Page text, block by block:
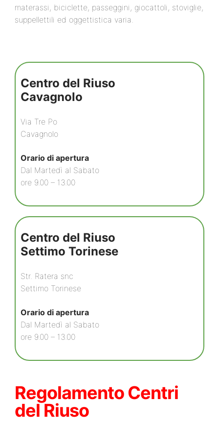
materassi, biciclette, passeggini, giocattoli, stoviglie,
suppellettili ed oggettistica varia.
Centro del Riuso
Cavagnolo
Via Tre Po
Cavagnolo
Orario di apertura
Dal Martedì al Sabato
ore 9.00 – 13.00
Centro del Riuso
Settimo Torinese
Str. Ratera snc
Settimo Torinese
Orario di apertura
Dal Martedì al Sabato
ore 9.00 – 13.00
Regolamento Centri
del Riuso